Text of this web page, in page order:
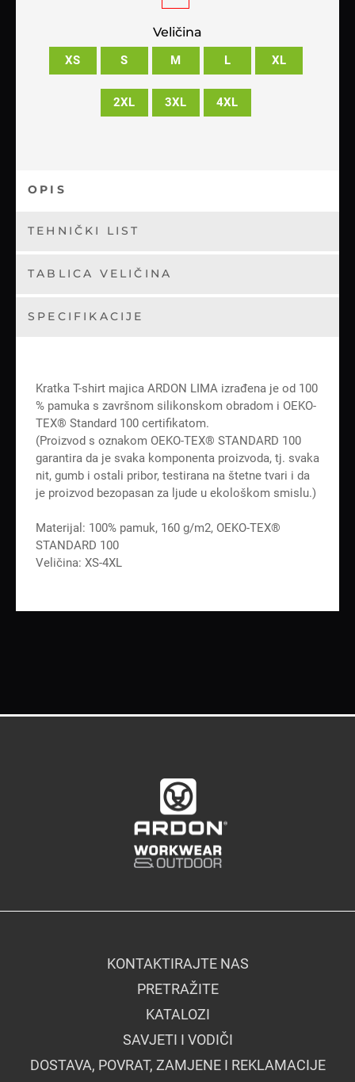
Veličina
XS S M L XL
2XL 3XL 4XL
OPIS
TEHNIČKI LIST
TABLICA VELIČINA
SPECIFIKACIJE
Kratka T-shirt majica ARDON LIMA izrađena je od 100
% pamuka s završnom silikonskom obradom i OEKO-
TEX® Standard 100 certifikatom.
(Proizvod s oznakom OEKO-TEX® STANDARD 100
garantira da je svaka komponenta proizvoda, tj. svaka
nit, gumb i ostali pribor, testirana na štetne tvari i da
je proizvod bezopasan za ljude u ekološkom smislu.)
Materijal: 100% pamuk, 160 g/m2, OEKO-TEX®
STANDARD 100
Veličina: XS-4XL
KONTAKTIRAJTE NAS
PRETRAŽITE
KATALOZI
SAVJETI I VODIČI
DOSTAVA, POVRAT, ZAMJENE I REKLAMACIJE